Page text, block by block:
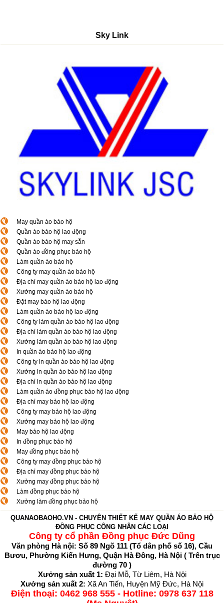
Sky Link
May quần áo bảo hộ
Quần áo bảo hộ lao động
Quần áo bảo hộ may sẵn
Quần áo đồng phục bảo hộ
Làm quần áo bảo hộ
Công ty may quần áo bảo hộ
Địa chỉ may quần áo bảo hộ lao động
Xưởng may quần áo bảo hộ
Đặt may bảo hộ lao động
Làm quần áo bảo hộ lao động
Công ty làm quần áo bảo hộ lao động
Địa chỉ làm quần áo bảo hộ lao động
Xưởng làm quần áo bảo hộ lao động
In quần áo bảo hộ lao động
Công ty in quần áo bảo hộ lao động
Xưởng in quần áo bảo hộ lao động
Địa chỉ in quần áo bảo hộ lao động
Làm quần áo đồng phục bảo hộ lao động
Địa chỉ may bảo hộ lao động
Công ty may bảo hộ lao động
Xưởng may bảo hộ lao động
May bảo hộ lao động
In đồng phục bảo hộ
May đồng phục bảo hộ
Công ty may đồng phục bảo hộ
Địa chỉ may đồng phục bảo hộ
Xưởng may đồng phục bảo hộ
Làm đồng phục bảo hộ
Xưởng làm đồng phục bảo hộ
QUANAOBAOHO.VN - CHUYÊN THIẾT KẾ MAY QUẦN ÁO BẢO HỘ
ĐỒNG PHỤC CÔNG NHÂN CÁC LOẠI
Công ty cổ phần Đồng phục Đức Dũng
Văn phòng Hà nội: Số 89 Ngõ 111 (Tổ dân phố số 16), Cầu
Bươu, Phường Kiến Hưng, Quận Hà Đông, Hà Nội ( Trên trục
đường 70 )
Xưởng sản xuất 1: Đại Mỗ, Từ Liêm, Hà Nội
Xưởng sản xuất 2: Xã An Tiến, Huyện Mỹ Đức, Hà Nội
Điện thoại: 0462 968 555- Hotline: 0978 637 118